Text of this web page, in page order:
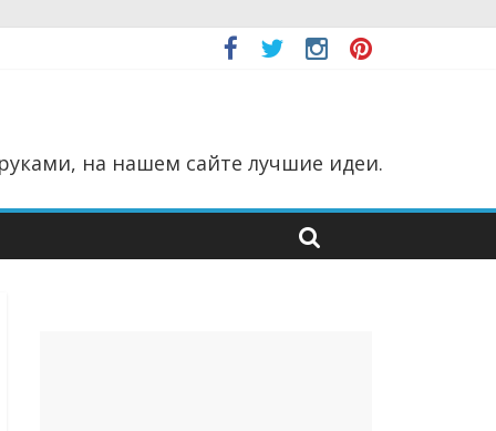
на нашем сайте лучшие идеи.